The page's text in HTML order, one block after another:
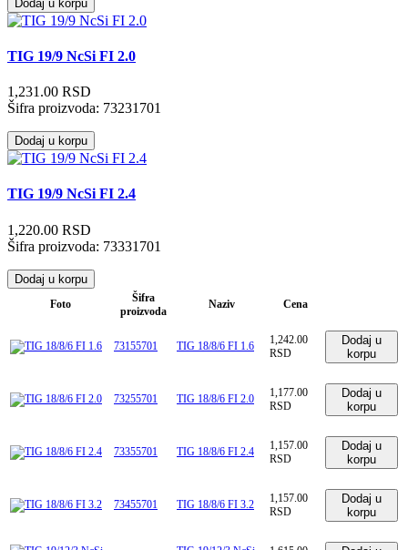
Dodaj u korpu
TIG 19/9 NcSi FI 2.0
1,231.00 RSD
Šifra proizvoda: 73231701
Dodaj u korpu
TIG 19/9 NcSi FI 2.4
1,220.00 RSD
Šifra proizvoda: 73331701
Dodaj u korpu
Foto
Šifra
proizvoda
Naziv Cena
73155701 TIG 18/8/6 FI 1.6
1,242.00
RSD
Dodaj u
korpu
73255701 TIG 18/8/6 FI 2.0
1,177.00
RSD
Dodaj u
korpu
73355701 TIG 18/8/6 FI 2.4
1,157.00
RSD
Dodaj u
korpu
73455701 TIG 18/8/6 FI 3.2
1,157.00
RSD
Dodaj u
korpu